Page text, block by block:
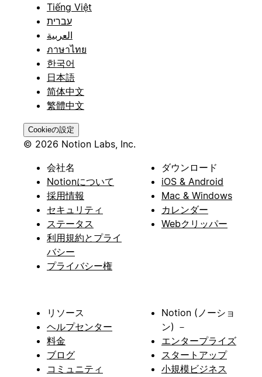
Tiếng Việt
עברית
العربية
ภาษาไทย
한국어
日本語
简体中文
繁體中文
Cookieの設定
© 2026 Notion Labs, Inc.
会社名
Notionについて
採用情報
セキュリティ
ステータス
利用規約とプライ
バシー
プライバシー権
ダウンロード
iOS & Android
Mac & Windows
カレンダー
Webクリッパー
リソース
ヘルプセンター
料金
ブログ
コミュニティ
Notion (ノーショ
ン) －
エンタープライズ
スタートアップ
小規模ビジネス